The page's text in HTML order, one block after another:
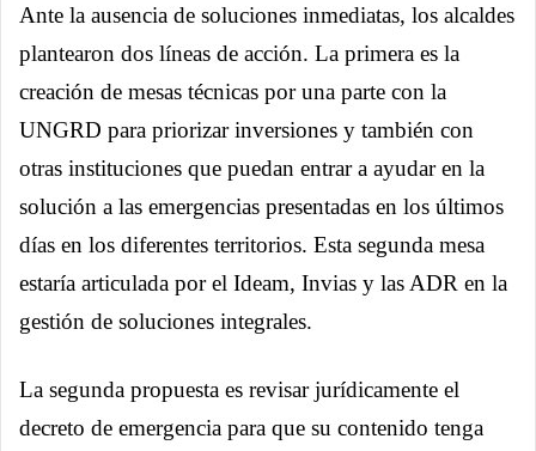
Ante la ausencia de soluciones inmediatas, los alcaldes
plantearon dos líneas de acción. La primera es la
creación de mesas técnicas por una parte con la
UNGRD para priorizar inversiones y también con
otras instituciones que puedan entrar a ayudar en la
solución a las emergencias presentadas en los últimos
días en los diferentes territorios. Esta segunda mesa
estaría articulada por el Ideam, Invias y las ADR en la
gestión de soluciones integrales.
La segunda propuesta es revisar jurídicamente el
decreto de emergencia para que su contenido tenga